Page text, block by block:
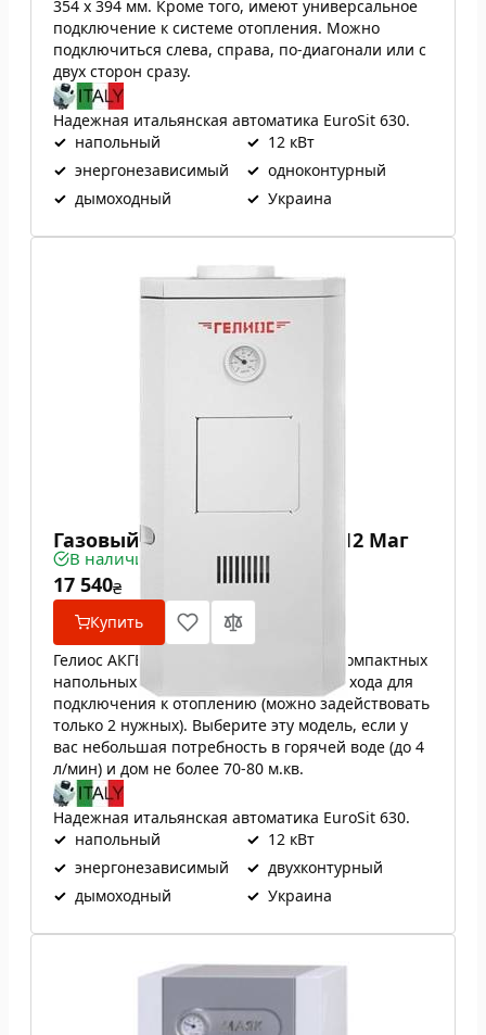
354 х 394 мм. Кроме того, имеют универсальное
подключение к системе отопления. Можно
подключиться слева, справа, по-диагонали или с
двух сторон сразу.
Надежная итальянская автоматика EuroSit 630.
✓ напольный ✓ 12 кВт
✓ энергонезависимый ✓ одноконтурный
✓ дымоходный ✓ Украина
Газовый котел Гелиос АКГВ 12 Маг
В наличии
17 540₴
Купить
Гелиос АКГВ 12 Маг — один из самых компактных
напольных газовых котлов. Имеет 4 выхода для
подключения к отоплению (можно задействовать
только 2 нужных). Выберите эту модель, если у
вас небольшая потребность в горячей воде (до 4
л/мин) и дом не более 70-80 м.кв.
Надежная итальянская автоматика EuroSit 630.
✓ напольный ✓ 12 кВт
✓ энергонезависимый ✓ двухконтурный
✓ дымоходный ✓ Украина